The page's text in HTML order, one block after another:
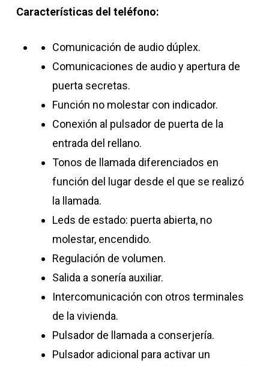
Características del teléfono:
Comunicación de audio dúplex.
Comunicaciones de audio y apertura de
puerta secretas.
Función no molestar con indicador.
Conexión al pulsador de puerta de la
entrada del rellano.
Tonos de llamada diferenciados en
función del lugar desde el que se realizó
la llamada.
Leds de estado: puerta abierta, no
molestar, encendido.
Regulación de volumen.
Salida a sonería auxiliar.
Intercomunicación con otros terminales
de la vivienda.
Pulsador de llamada a conserjería.
Pulsador adicional para activar un